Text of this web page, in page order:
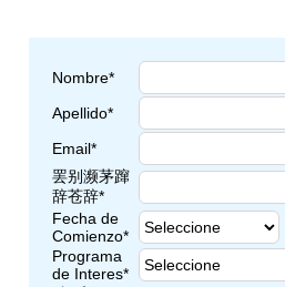
Nombre*
Apellido*
Email*
罢别濒茅蹿
辞苍辞*
Fecha de
Comienzo*
Programa
de Interes*